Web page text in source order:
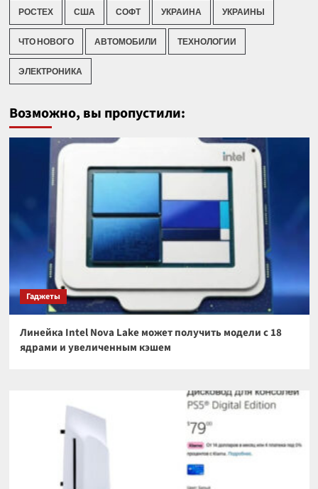
РОСТЕХ США СОФТ УКРАИНА УКРАИНЫ
ЧТО НОВОГО АВТОМОБИЛИ ТЕХНОЛОГИИ
ЭЛЕКТРОНИКА
Возможно, вы пропустили:
Гаджеты
Линейка Intel Nova Lake может получить модели с 18
ядрами и увеличенным кэшем